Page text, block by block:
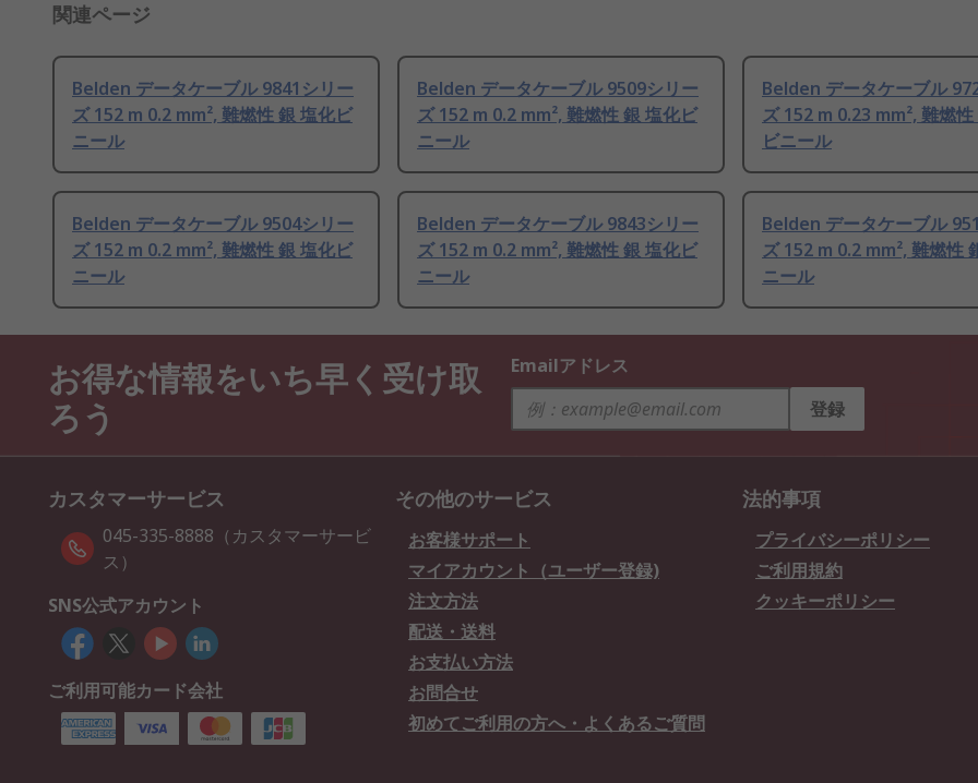
関連ページ
Belden データケーブル 9841シリー
ズ 152 m 0.2 mm², 難燃性 銀 塩化ビ
ニール
Belden データケーブル 9509シリー
ズ 152 m 0.2 mm², 難燃性 銀 塩化ビ
ニール
Belden データケーブル
ズ 152 m 0.23 mm², 難燃
ビニール
Belden データケーブル 9504シリー
ズ 152 m 0.2 mm², 難燃性 銀 塩化ビ
ニール
Belden データケーブル 9843シリー
ズ 152 m 0.2 mm², 難燃性 銀 塩化ビ
ニール
Belden データケーブル
ズ 152 m 0.2 mm², 難燃性
ニール
お得な情報をいち早く受け取
ろう
Emailアドレス
登録
カスタマーサービス
045-335-8888（カスタマーサービ
ス）
SNS公式アカウント
ご利用可能カード会社
その他のサービス
お客様サポート
マイアカウント（ユーザー登録)
注文方法
配送・送料
お支払い方法
お問合せ
初めてご利用の方へ・よくあるご質問
法的事項
プライバシーポリシー
ご利用規約
クッキーポリシー